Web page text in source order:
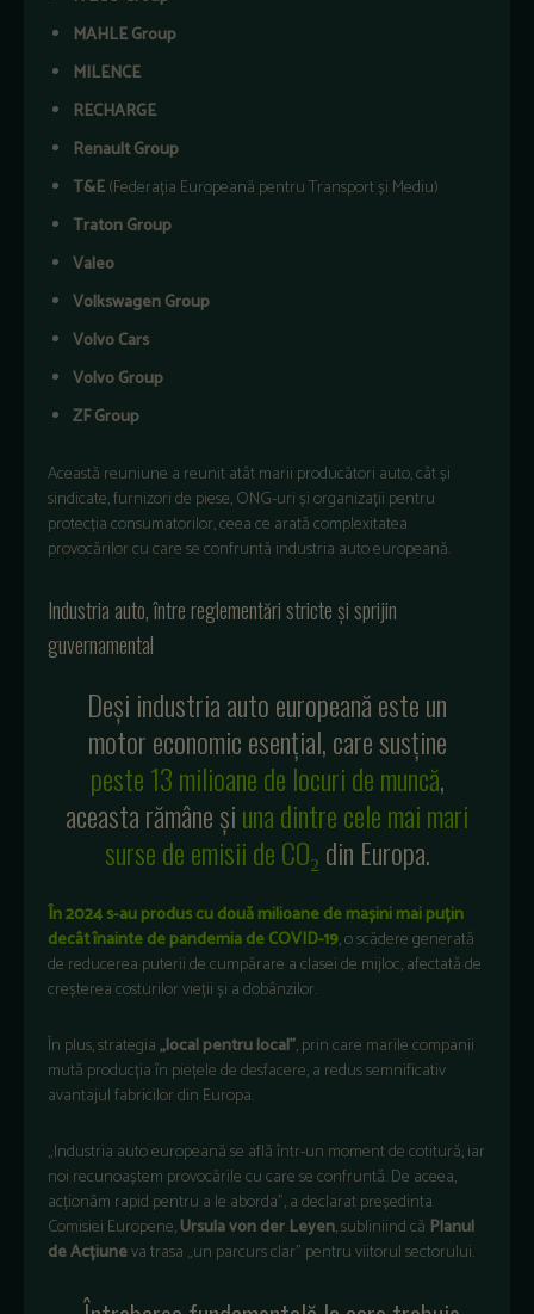
MAHLE Group
MILENCE
RECHARGE
Renault Group
T&E(Federația Europeană pentru Transport și Mediu)
Traton Group
Valeo
Volkswagen Group
Volvo Cars
Volvo Group
ZF Group
Această reuniune a reunit atât marii producători auto, cât și
sindicate, furnizori de piese, ONG-uri și organizații pentru
protecția consumatorilor, ceea ce arată complexitatea
provocărilor cu care se confruntă industria auto europeană.
Industria auto, între reglementări stricte și sprijin
guvernamental
Deși industria auto europeană este un
motor economic esențial, care susține
peste 13 milioane de locuri de muncă,
aceasta rămâne șiuna dintre cele mai mari
surse de emisii de CO₂din Europa.
În 2024 s-au produs cu două milioane de mașini mai puțin
decât înainte de pandemia de COVID-19, o scădere generată
de reducerea puterii de cumpărare a clasei de mijloc, afectată de
creșterea costurilor vieții și a dobânzilor.
În plus, strategia„local pentru local”, prin care marile companii
mută producția în piețele de desfacere, a redus semnificativ
avantajul fabricilor din Europa.
„Industria auto europeană se află într-un moment de cotitură, iar
noi recunoaștem provocările cu care se confruntă. De aceea,
acționăm rapid pentru a le aborda”, a declarat președinta
Comisiei Europene,Ursula von der Leyen, subliniind că Planul
de Acțiuneva trasa „un parcurs clar” pentru viitorul sectorului.